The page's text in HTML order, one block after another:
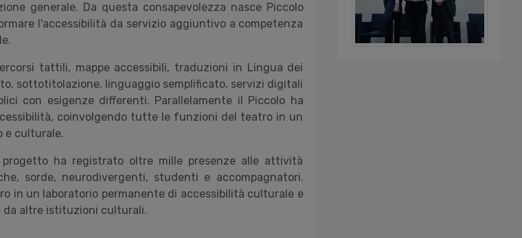
generale. Da questa consapevolezza nasce Piccolo
l'accessibilità da servizio aggiuntivo a competenza
tattili, mappe accessibili, traduzioni in Lingua dei
sottotitolazione, linguaggio semplificato, servizi digitali
con esigenze differenti. Parallelamente il Piccolo ha
coinvolgendo tutte le funzioni del teatro in un
e culturale.
ha registrato oltre mille presenze alle attività
sorde, neurodivergenti, studenti e accompagnatori.
in un laboratorio permanente di accessibilità culturale e
da altre istituzioni culturali.